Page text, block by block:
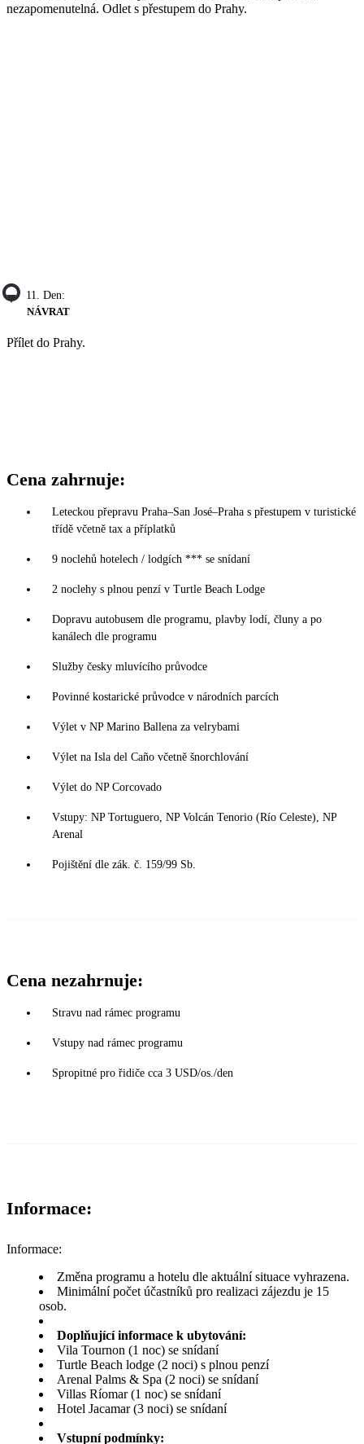
nezapomenutelná. Odlet s přestupem do Prahy.
11. Den:
NÁVRAT
Přílet do Prahy.
Cena zahrnuje:
Leteckou přepravu Praha–San José–Praha s přestupem v turistické
třídě včetně tax a příplatků
9 noclehů hotelech / lodgích *** se snídaní
2 noclehy s plnou penzí v Turtle Beach Lodge
Dopravu autobusem dle programu, plavby lodí, čluny a po
kanálech dle programu
Služby česky mluvícího průvodce
Povinné kostarické průvodce v národních parcích
Výlet v NP Marino Ballena za velrybami
Výlet na Isla del Caño včetně šnorchlování
Výlet do NP Corcovado
Vstupy: NP Tortuguero, NP Volcán Tenorio (Río Celeste), NP
Arenal
Pojištění dle zák. č. 159/99 Sb.
Cena nezahrnuje:
Stravu nad rámec programu
Vstupy nad rámec programu
Spropitné pro řidiče cca 3 USD/os./den
Informace:
Informace:
Změna programu a hotelu dle aktuální situace vyhrazena.
Minimální počet účastníků pro realizaci zájezdu je 15
osob.
Doplňující informace k ubytování:
Vila Tournon (1 noc) se snídaní
Turtle Beach lodge (2 noci) s plnou penzí
Arenal Palms & Spa (2 noci) se snídaní
Villas Ríomar (1 noc) se snídaní
Hotel Jacamar (3 noci) se snídaní
Vstupní podmínky: